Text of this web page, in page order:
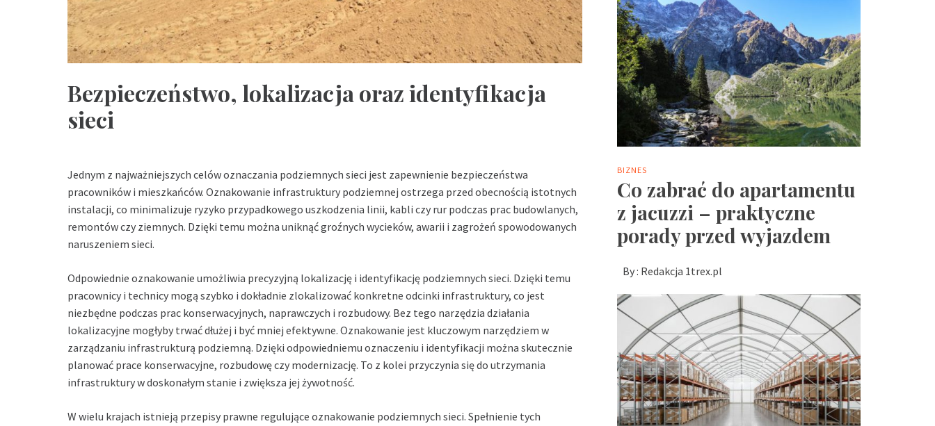
Bezpieczeństwo, lokalizacja oraz identyfikacja
sieci
Jednym z najważniejszych celów oznaczania podziemnych sieci jest zapewnienie bezpieczeństwa
pracowników i mieszkańców. Oznakowanie infrastruktury podziemnej ostrzega przed obecnością istotnych
instalacji, co minimalizuje ryzyko przypadkowego uszkodzenia linii, kabli czy rur podczas prac budowlanych,
remontów czy ziemnych. Dzięki temu można uniknąć groźnych wycieków, awarii i zagrożeń spowodowanych
naruszeniem sieci.
Odpowiednie oznakowanie umożliwia precyzyjną lokalizację i identyfikację podziemnych sieci. Dzięki temu
pracownicy i technicy mogą szybko i dokładnie zlokalizować konkretne odcinki infrastruktury, co jest
niezbędne podczas prac konserwacyjnych, naprawczych i rozbudowy. Bez tego narzędzia działania
lokalizacyjne mogłyby trwać dłużej i być mniej efektywne. Oznakowanie jest kluczowym narzędziem w
zarządzaniu infrastrukturą podziemną. Dzięki odpowiedniemu oznaczeniu i identyfikacji można skutecznie
planować prace konserwacyjne, rozbudowę czy modernizację. To z kolei przyczynia się do utrzymania
infrastruktury w doskonałym stanie i zwiększa jej żywotność.
W wielu krajach istnieją przepisy prawne regulujące oznakowanie podziemnych sieci. Spełnienie tych
BIZNES
Co zabrać do apartamentu
z jacuzzi – praktyczne
porady przed wyjazdem
By : Redakcja 1trex.pl